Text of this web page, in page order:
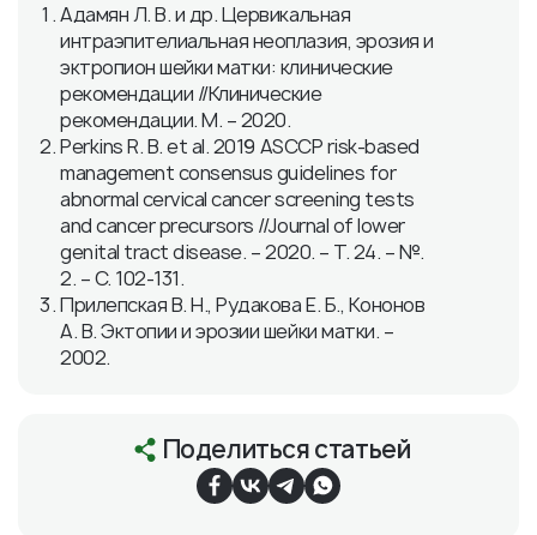
Адамян Л. В. и др. Цервикальная
интраэпителиальная неоплазия, эрозия и
эктропион шейки матки: клинические
рекомендации //Клинические
рекомендации. М. – 2020.
Perkins R. B. et al. 2019 ASCCP risk-based
management consensus guidelines for
abnormal cervical cancer screening tests
and cancer precursors //Journal of lower
genital tract disease. – 2020. – Т. 24. – №.
2. – С. 102-131.
Прилепская В. Н., Рудакова Е. Б., Кононов
А. В. Эктопии и эрозии шейки матки. –
2002.
Поделиться статьей